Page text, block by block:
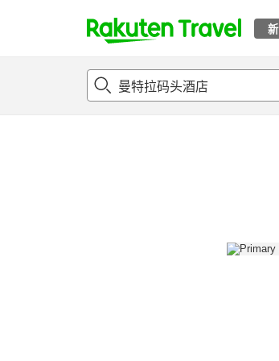
新
t
p
概况 客房及住宿套餐评论